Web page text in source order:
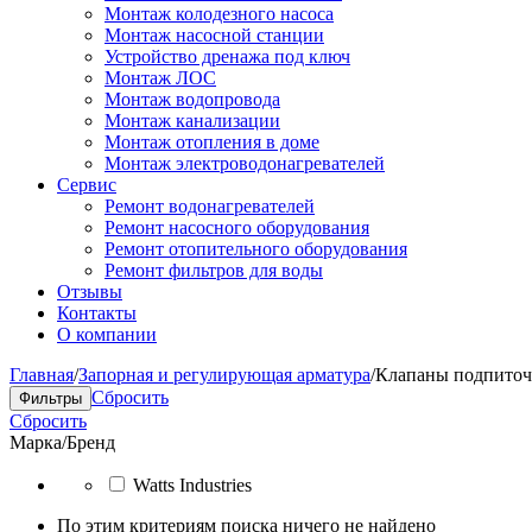
Монтаж колодезного насоса
Монтаж насосной станции
Устройство дренажа под ключ
Монтаж ЛОС
Монтаж водопровода
Монтаж канализации
Монтаж отопления в доме
Монтаж электроводонагревателей
Сервис
Ремонт водонагревателей
Ремонт насосного оборудования
Ремонт отопительного оборудования
Ремонт фильтров для воды
Отзывы
Контакты
О компании
Главная/Запорная и регулирующая арматура/Клапаны
Фильтры Сбросить
Сбросить
Марка/Бренд
Watts Industries
По этим критериям поиска ничего не найдено